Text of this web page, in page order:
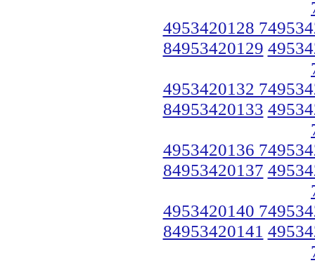
4953420128
84953420129
4953420132
84953420133
4953420136
84953420137
4953420140
84953420141